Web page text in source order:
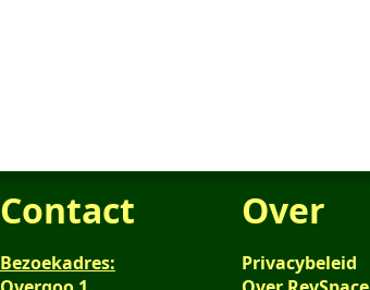
Contact
Bezoekadres:
Over
Privacybeleid